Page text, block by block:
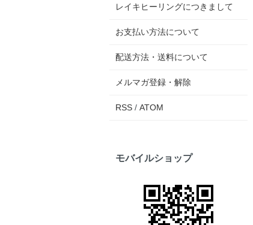
レイキヒーリングにつきまして
お支払い方法について
配送方法・送料について
メルマガ登録・解除
RSS / ATOM
モバイルショップ